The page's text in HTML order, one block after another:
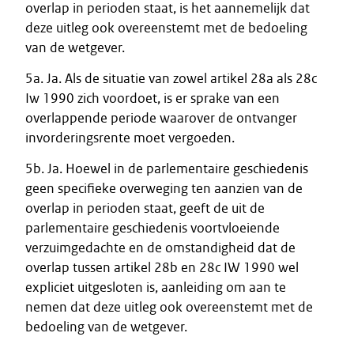
overlap in perioden staat, is het aannemelijk dat
deze uitleg ook overeenstemt met de bedoeling
van de wetgever.
5a. Ja. Als de situatie van zowel artikel 28a als 28c
Iw 1990 zich voordoet, is er sprake van een
overlappende periode waarover de ontvanger
invorderingsrente moet vergoeden.
5b. Ja. Hoewel in de parlementaire geschiedenis
geen specifieke overweging ten aanzien van de
overlap in perioden staat, geeft de uit de
parlementaire geschiedenis voortvloeiende
verzuimgedachte en de omstandigheid dat de
overlap tussen artikel 28b en 28c IW 1990 wel
expliciet uitgesloten is, aanleiding om aan te
nemen dat deze uitleg ook overeenstemt met de
bedoeling van de wetgever.